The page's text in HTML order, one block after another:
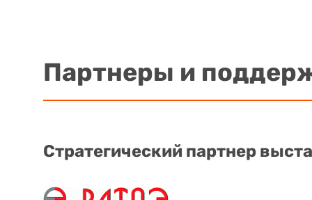
Партнеры и
Стратегический партнер